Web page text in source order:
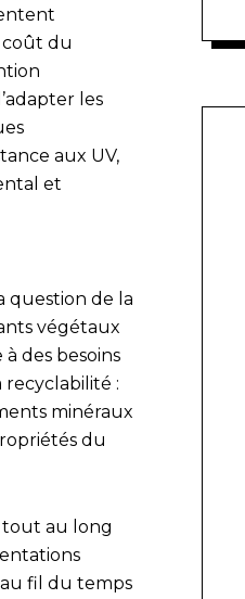
du
les
aux UV,
et
question de la
végétaux
des besoins
:
minéraux
du
tout au long
fil du temps